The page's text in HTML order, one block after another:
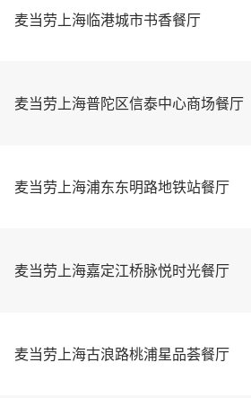
麦当劳上海临港城市书香餐厅
麦当劳上海普陀区信泰中心商场餐厅
麦当劳上海浦东东明路地铁站餐厅
麦当劳上海嘉定江桥脉悦时光餐厅
麦当劳上海古浪路桃浦星品荟餐厅